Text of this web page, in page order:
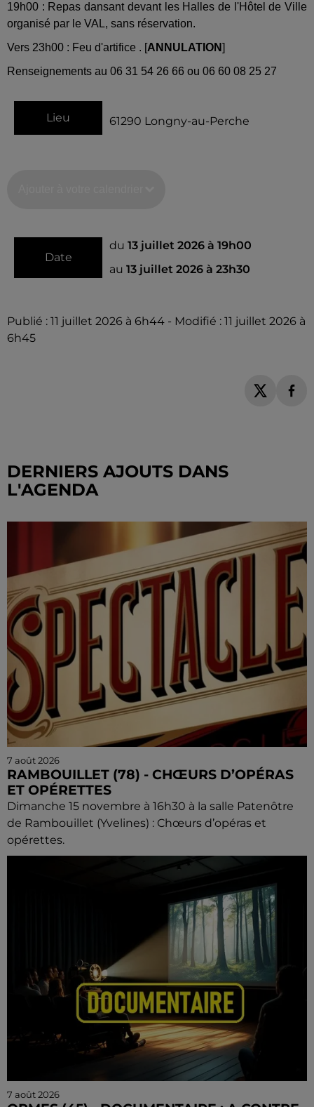
19h00 : Repas dansant devant les Halles de l'Hôtel de Ville
organisé par le VAL, sans réservation.
Vers 23h00 : Feu d'artifice . ANNULATION
Renseignements au 06 31 54 26 66 ou 06 60 08 25 27
Lieu 61290 Longny-au-Perche
Date
du 13 juillet 2026 à 19h00
au 13 juillet 2026 à 23h30
Publié : 11 juillet 2026 à 6h44 - Modifié : 11 juillet 2026 à
6h45
DERNIERS AJOUTS DANS
L'AGENDA
7 août 2026
RAMBOUILLET (78) - CHŒURS D’OPÉRAS
ET OPÉRETTES
Dimanche 15 novembre à 16h30 à la salle Patenôtre
de Rambouillet (Yvelines) : Chœurs d’opéras et
opérettes.
7 août 2026